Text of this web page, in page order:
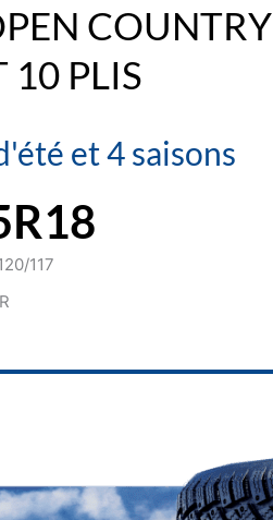
COUNTRY
10 PLIS
et 4 saisons
117